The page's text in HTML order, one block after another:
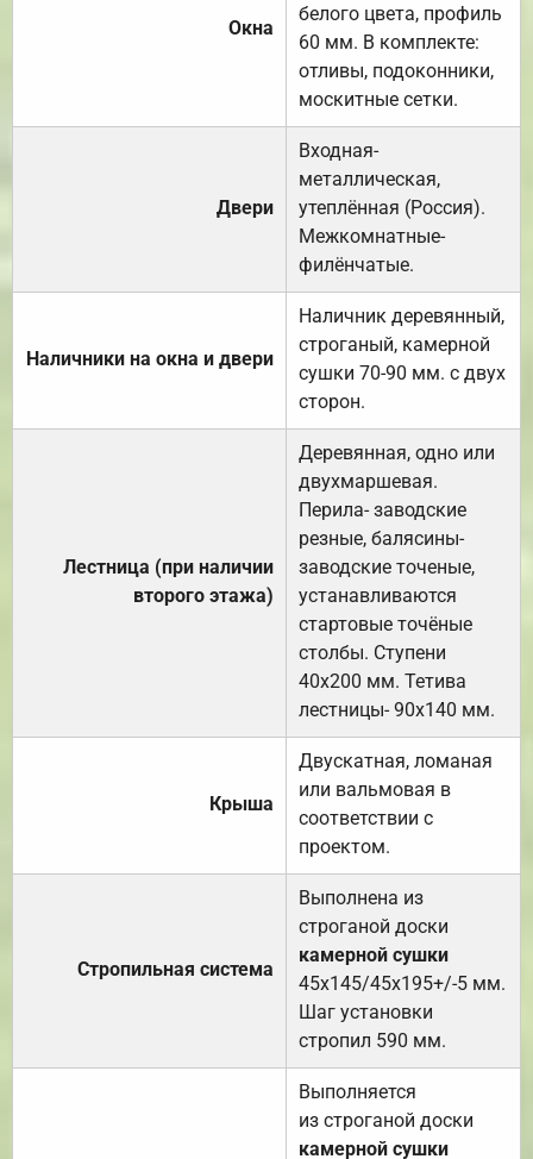
Окна
белого цвета, профиль
60 мм. В комплекте:
отливы, подоконники,
москитные сетки.
Двери
Входная-
металлическая,
утеплённая (Россия).
Межкомнатные-
филёнчатые.
Наличники на окна и двери
Наличник деревянный,
строганый, камерной
сушки 70-90 мм. с двух
сторон.
Лестница (при наличии
второго этажа)
Деревянная, одно или
двухмаршевая.
Перила- заводские
резные, балясины-
заводские точеные,
устанавливаются
стартовые точёные
столбы. Ступени
40х200 мм. Тетива
лестницы- 90х140 мм.
Крыша
Двускатная, ломаная
или вальмовая в
соответствии с
проектом.
Стропильная система
Выполнена из
строганой доски
камерной сушки
45х145/45х195+/-5 мм.
Шаг установки
стропил 590 мм.
Выполняется
из строганой доски
камерной сушки